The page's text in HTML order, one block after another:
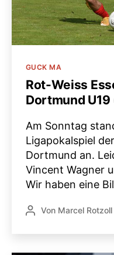
Kategorien
GUCK MA
Rot-Weiss
Dortmund U19
Am Sonntag
Ligapokalspiel
Dortmund an.
Vincent Wagner
Wir haben eine
Beitragsautor
Von Marcel Rotzoll